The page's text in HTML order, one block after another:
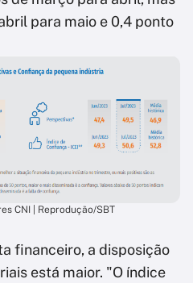
para maio e 0,4 ponto
CNI | Reprodução/SBT
financeiro, a disposição
está maior. "O índice